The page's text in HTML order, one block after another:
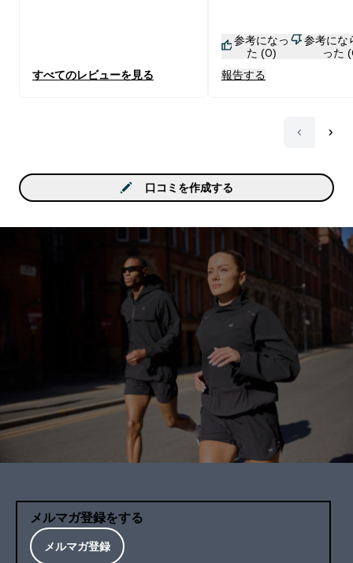
すべてのレビューを見る
い味と香ばしさが混ざっ
じ。どっちかって言うと
の風味が強い。確かにこ
すればそんなに甘過ぎず
参考になっ
た (0)
参考にな
った
報告する
口コミを作成する
メルマガ登録をする
メルマガ登録